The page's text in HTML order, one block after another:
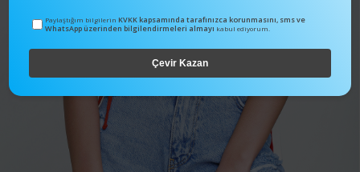
Paylaştığım bilgilerin KVKK kapsamında tarafınızca korunmasını, sms ve
WhatsApp üzerinden bilgilendirmeleri almayı kabul ediyorum.
Çevir Kazan